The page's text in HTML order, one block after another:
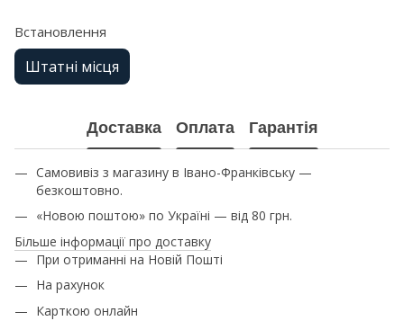
Встановлення
Штатні місця
Доставка Оплата Гарантія
Самовивіз з магазину в Івано-Франківську —
безкоштовно.
«Новою поштою» по Україні — від 80 грн.
Більше інформації про доставку
При отриманні на Новій Пошті
На рахунок
Карткою онлайн